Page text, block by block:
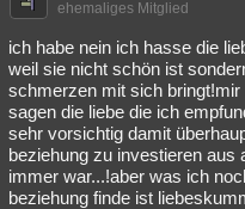
ehemaliges Mitglied
ich habe nein ich hasse die
weil sie nicht schön ist
schmerzen mit sich
sagen die liebe die ich
sehr vorsichtig damit
beziehung zu investieren
immer war...!aber was ich
beziehung finde ist